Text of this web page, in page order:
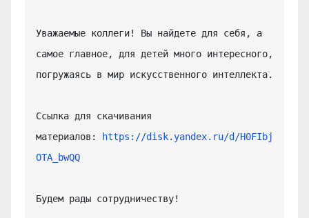
Уважаемые коллеги! Вы найдете для себя, а
самое главное, для детей много интересного,
погружаясь в мир искусственного интеллекта.
Ссылка для скачивания
материалов:
https://disk.yandex.ru/d/H0FIbj
OTA_bwQQ
Будем рады сотрудничеству!